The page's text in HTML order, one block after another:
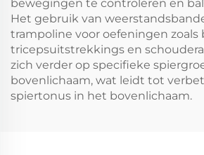
bewegingen te controleren en
Het gebruik van
trampoline voor oefeningen zoals
tricepsuitstrekkings en
zich verder op specifieke
bovenlichaam, wat leidt tot
spiertonus in het bovenlichaam.